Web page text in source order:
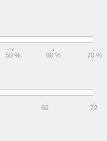
50 % 60 % 70 %
60 72